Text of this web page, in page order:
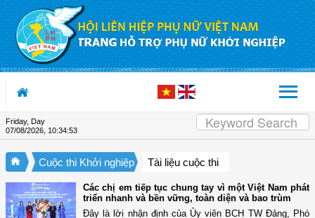
Skip to Content
Friday, Day
07/08/2026 10:34:54
Cuộc thi Khởi nghiệp Tài liệu cuộc thi
Các chị em tiếp tục chung tay vì một Việt Nam phát
triển nhanh và bền vững, toàn diện và bao trùm
Đây là lời nhận định của Ủy viên BCH TW Đảng, Phó